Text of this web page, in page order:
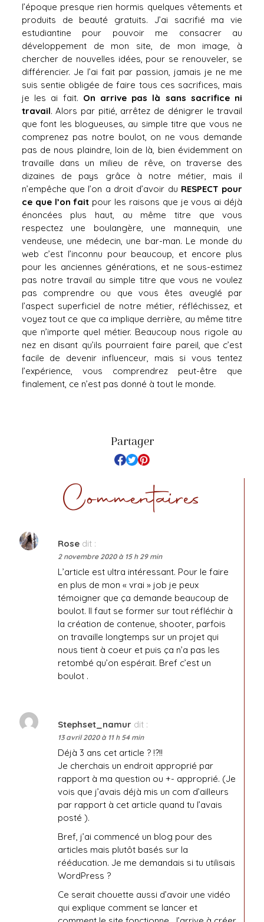
l’époque presque rien hormis quelques vêtements et
produits de beauté gratuits. J’ai sacrifié ma vie
estudiantine pour pouvoir me consacrer au
développement de mon site, de mon image, à
chercher de nouvelles idées, pour se renouveler, se
différencier. Je l’ai fait par passion, jamais je ne me
suis sentie obligée de faire tous ces sacrifices, mais
je les ai fait. On arrive pas là sans sacrifice ni
travail. Alors par pitié, arrêtez de dénigrer le travail
que font les blogueuses, au simple titre que vous ne
comprenez pas notre boulot, on ne vous demande
pas de nous plaindre, loin de là, bien évidemment on
travaille dans un milieu de rêve, on traverse des
dizaines de pays grâce à notre métier, mais il
n’empêche que l’on a droit d’avoir du RESPECT pour
ce que l’on fait pour les raisons que je vous ai déjà
énoncées plus haut, au même titre que vous
respectez une boulangère, une mannequin, une
vendeuse, une médecin, une bar-man. Le monde du
web c’est l’inconnu pour beaucoup, et encore plus
pour les anciennes générations, et ne sous-estimez
pas notre travail au simple titre que vous ne voulez
pas comprendre ou que vous êtes aveuglé par
l’aspect superficiel de notre métier, réfléchissez, et
voyez tout ce que ca implique derrière, au même titre
que n’importe quel métier. Beaucoup nous rigole au
nez en disant qu’ils pourraient faire pareil, que c’est
facile de devenir influenceur, mais si vous tentez
l’expérience, vous comprendrez peut-être que
finalement, ce n’est pas donné à tout le monde.
Partager
Commentaires
Rose dit :
2 novembre 2020 à 15 h 29 min
L’article est ultra intéressant. Pour le faire
en plus de mon « vrai » job je peux
témoigner que ça demande beaucoup de
boulot. Il faut se former sur tout réfléchir à
la création de contenue, shooter, parfois
on travaille longtemps sur un projet qui
nous tient à coeur et puis ça n’a pas les
retombé qu’on espérait. Bref c’est un
boulot .
Stephset_namur dit :
13 avril 2020 à 11 h 54 min
Déjà 3 ans cet article ? !?!!
Je cherchais un endroit approprié par
rapport à ma question ou +- approprié. (Je
vois que j’avais déjà mis un com d’ailleurs
par rapport à cet article quand tu l’avais
posté ).
Bref, j’ai commencé un blog pour des
articles mais plutôt basés sur la
rééducation. Je me demandais si tu utilisais
WordPress ?
Ce serait chouette aussi d’avoir une vidéo
qui explique comment se lancer et